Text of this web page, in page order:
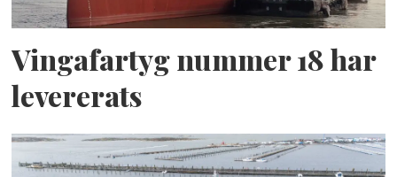
Vingafartyg nummer 18 har
levererats